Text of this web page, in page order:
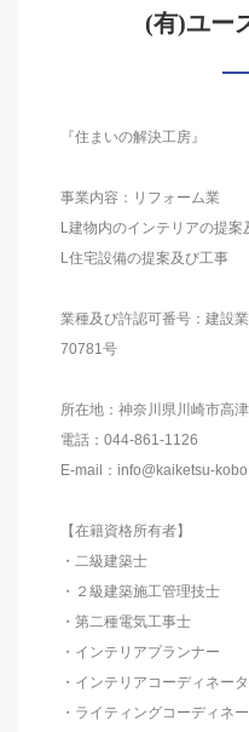
(有)ユー
『住まいの解決工房』
事業内容：リフォーム業
L建物内のインテリアの提案
L住宅設備の提案及び工事
業種及び許認可番号：建設
70781号
所在地：神奈川県川崎市高
電話：044-861-1126
E-mail：info@kaiketsu-
【在籍資格所有者】
・二級建築士
・２級建築施工管理技士
・第二種電気工事士
・インテリアプランナー
・インテリアコーディネー
・ライティングコーディネ